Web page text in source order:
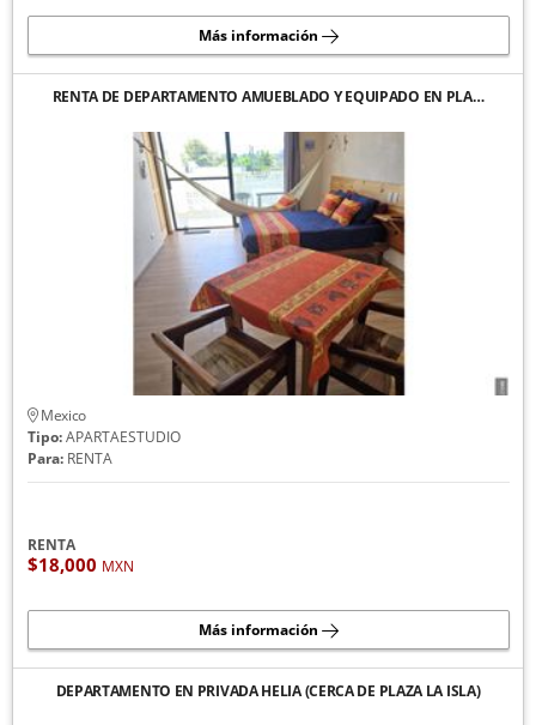
Más información
RENTA DE DEPARTAMENTO AMUEBLADO Y EQUIPADO EN PLA…
Mexico
Tipo:APARTAESTUDIO
Para:RENTA
RENTA
$18,000 MXN
Más información
DEPARTAMENTO EN PRIVADA HELIA (CERCA DE PLAZA LA ISLA)